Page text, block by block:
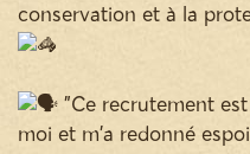
conservation et à la
"Ce recrutement
moi et m'a redonné